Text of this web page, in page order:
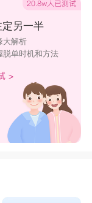
弹药，有着坚
着强大的杀伤
的事物之一。
风，给人留下
此二字作为狗
虽简单直接，
另一半
大解析
脱单时机和方法